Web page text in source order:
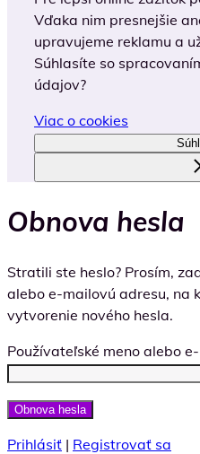
Vďaka nim presnejšie
upravujeme reklamu a
Súhlasíte so
údajov?
Viac o cookies
Obnova hesla
Stratili ste heslo? Prosím,
alebo e-mailovú adresu, na
vytvorenie nového hesla.
Používateľské meno alebo
Prihlásiť | Registrovať sa